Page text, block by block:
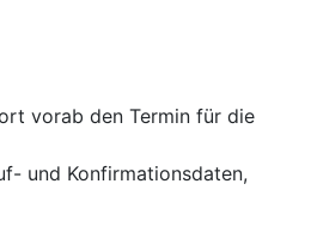
vorab den Termin für die
und Konfirmationsdaten,